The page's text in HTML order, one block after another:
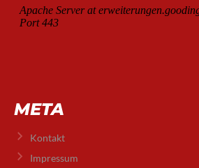
META
Kontakt
Impressum